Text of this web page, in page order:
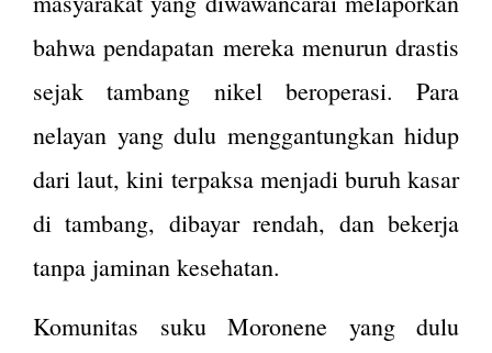
bahwa pendapatan mereka menurun drastis
sejak tambang nikel beroperasi​. Para
nelayan yang dulu menggantungkan hidup
dari laut, kini terpaksa menjadi buruh kasar
di tambang, dibayar rendah, dan bekerja
tanpa jaminan kesehatan.
Komunitas suku Moronene yang dulu